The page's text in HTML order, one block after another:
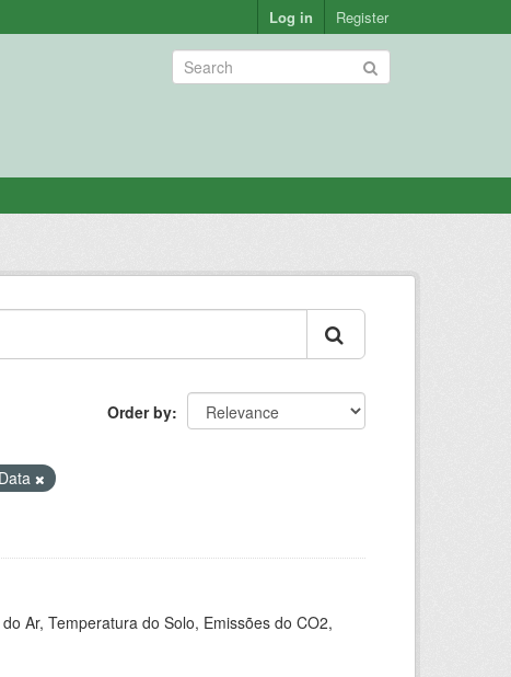
Log in Register
Order by
Ar, Temperatura do Solo, Emissões do CO2,